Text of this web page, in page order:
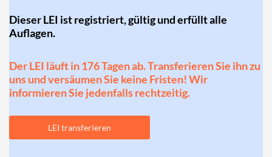
Dieser LEI ist registriert, gültig und erfüllt alle
Auflagen.
Der LEI läuft in 176 Tagen ab. Transferieren Sie ihn zu
uns und versäumen Sie keine Fristen! Wir
informieren Sie jedenfalls rechtzeitig.
LEI transferieren